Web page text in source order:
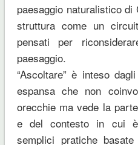
paesaggio naturalistico
struttura come un
pensati per
paesaggio.
“Ascoltare” è inteso
espansa che non
orecchie ma vede la
e del contesto in cui è
semplici pratiche